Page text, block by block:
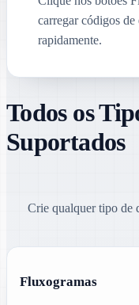
carregar códigos
rapidamente.
Todos os
Suportados
Crie qualquer tipo de
Fluxogramas